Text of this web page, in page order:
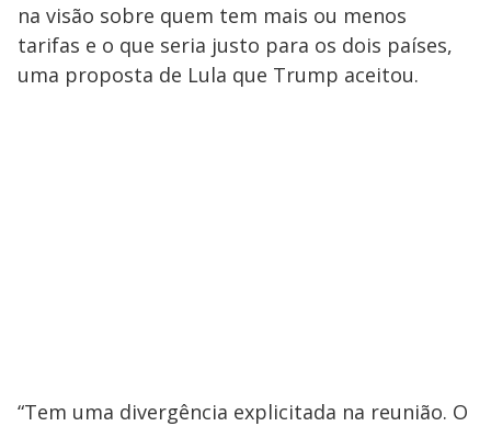
na visão sobre quem tem mais ou menos
tarifas e o que seria justo para os dois países,
uma proposta de Lula que Trump aceitou.
“Tem uma divergência explicitada na reunião. O